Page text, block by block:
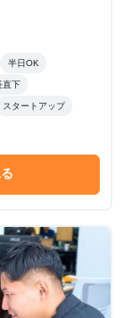
半日OK
直下
スタートアップ